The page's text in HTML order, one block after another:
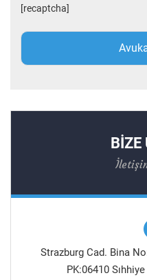
[recaptcha]
BİZE
Strazburg Cad. Bina
PK:06410